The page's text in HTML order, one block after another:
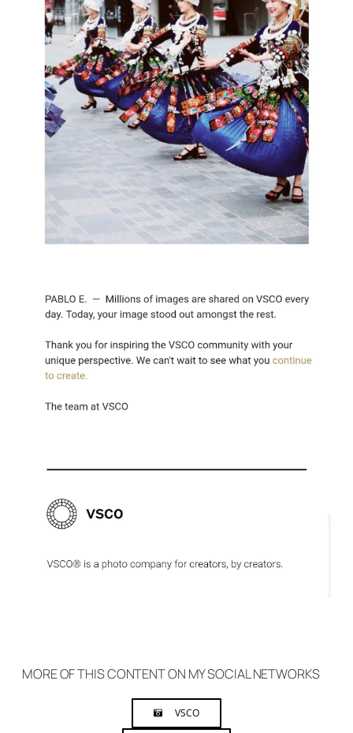
MORE OF THIS CONTENT ON MY SOCIAL NETWORKS
VSCO